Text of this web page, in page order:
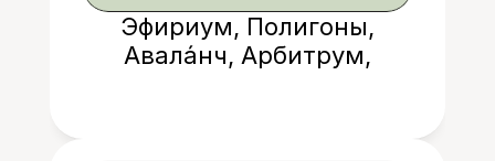
Эфириум, Полигоны,
Авала́нч, Арбитрум,